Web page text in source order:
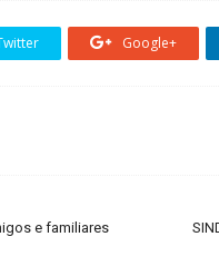
Google+
e familiares